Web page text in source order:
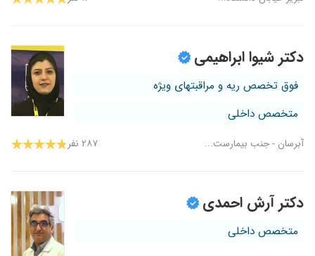
دکتر شیوا ابراهیمی
فوق تخصص ریه و مراقبتهای ویژه
متخصص داخلی
آبرسان - جنب بیمارست... ۲۸۷ نفر
دکتر آرش احمدی
متخصص داخلی